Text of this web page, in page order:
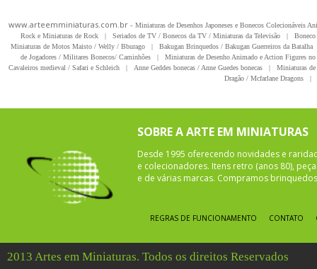
www.arteemminiaturas.com.br - Miniaturas de Desenhos Japoneses e Bonecos Colecionáveis
Rock e Miniaturas de Rock
| Seriados de TV / Bonecos da TV / Miniaturas da Televisão |
Miniaturas de Motos Maisto / Welly / Bburago
| Bakugan Brinquedos / Bakugan Guerreiros da Batalha
de Jogadores / Militares Bonecos/ Caminhões
|
Miniaturas de Desenho Animado e Action Figures
Cavaleiros medieval / Safari e Schleich
| Anne Geddes bonecas / Anne Guedes bonecas |
Miniaturas
Dragão / Mcfarlane Dragons
|
SOBRE A ARTE EM MINIATURAS
Desde 1995 oferecendo novidades e
e colecionadores. Itens retro (anos 80),
e de várias marcas. Compramos
REGRAS DE FUNCIONAMENTO CONTATO
2013 Artes em Miniaturas. Todos os direitos Reservados